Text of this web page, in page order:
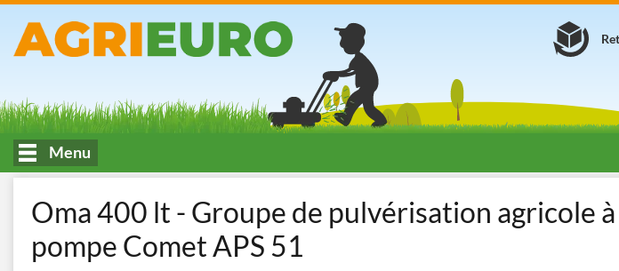
Menu
Oma 400 lt - Groupe de pulvérisation agricole
pompe Comet APS 51